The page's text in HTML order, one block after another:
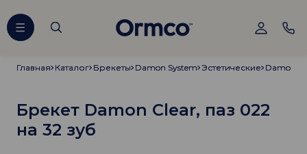
Главная
Главная Каталог
Каталог Брекеты
Брекеты Damon System
Damon System Эстетические
Эстетические Damon
Damon
Брекет Damon Clear, паз 022
на 32 зуб